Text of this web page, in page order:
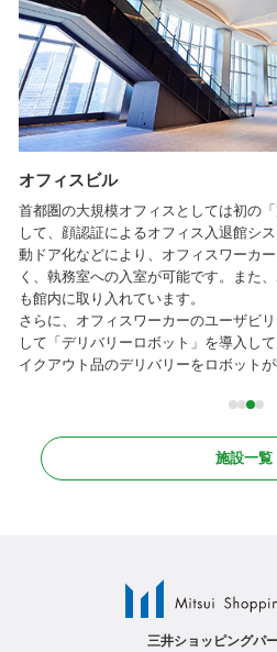
オフィスビル
首都圏の大規模オフィスとしては初の
して、顔認証によるオフィス入退館シ
動ドア化などにより、オフィスワーカ
く、執務室への入室が可能です。また
も館内に取り入れています。
さらに、オフィスワーカーのユーザビ
して「デリバリーロボット」を導入し
イクアウト品のデリバリーをロボットが
施設一覧
三井ショッピングパ